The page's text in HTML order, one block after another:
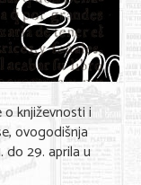
književnosti i
ovogodišnja
do 29. aprila u